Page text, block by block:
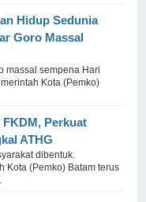
Hidup Sedunia
Goro Massal
massal sempena Hari
Kota (Pemko)
Perkuat
ATHG
dibentuk.
Kota (Pemko) Batam terus